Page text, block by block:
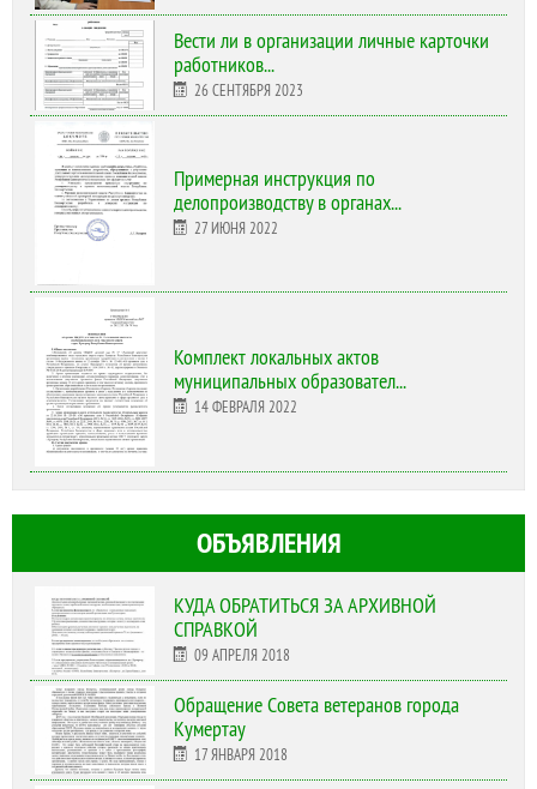
Вести ли в организации личные карточки
работников...
26 СЕНТЯБРЯ 2023
Примерная инструкция по
делопроизводству в органах...
27 ИЮНЯ 2022
Комплект локальных актов
муниципальных образовател...
14 ФЕВРАЛЯ 2022
ОБЪЯВЛЕНИЯ
КУДА ОБРАТИТЬСЯ ЗА АРХИВНОЙ
СПРАВКОЙ
09 АПРЕЛЯ 2018
Обращение Совета ветеранов города
Кумертау
17 ЯНВАРЯ 2018